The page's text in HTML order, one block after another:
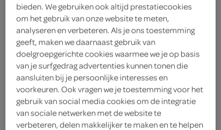
4.
99
250 Gram
Let op: aanbiedingen zijn niet zichtbaar bij de
producten, maar worden wél automatisch
verwerkt in de winkelmand.
bieden. We gebruiken ook altijd prestatiecookies
om het gebruik van onze website te meten,
analyseren en verbeteren. Als je ons toestemming
geeft, maken we daarnaast gebruik van
doelgroepgerichte cookies waarmee we je op basis
van je surfgedrag advertenties kunnen tonen die
aansluiten bij je persoonlijke interesses en
voorkeuren. Ook vragen we je toestemming voor het
gebruik van social media cookies om de integratie
van sociale netwerken met de website te
verbeteren, delen makkelijker te maken en te helpen